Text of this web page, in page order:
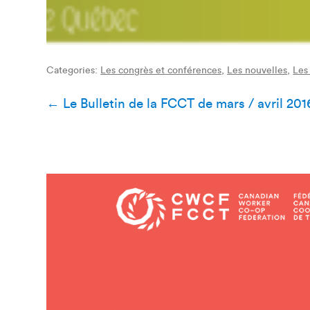
Categories: Les congrès et conférences, Les nouvelles,
Navigation
← Le Bulletin de la FCCT de mars / avril